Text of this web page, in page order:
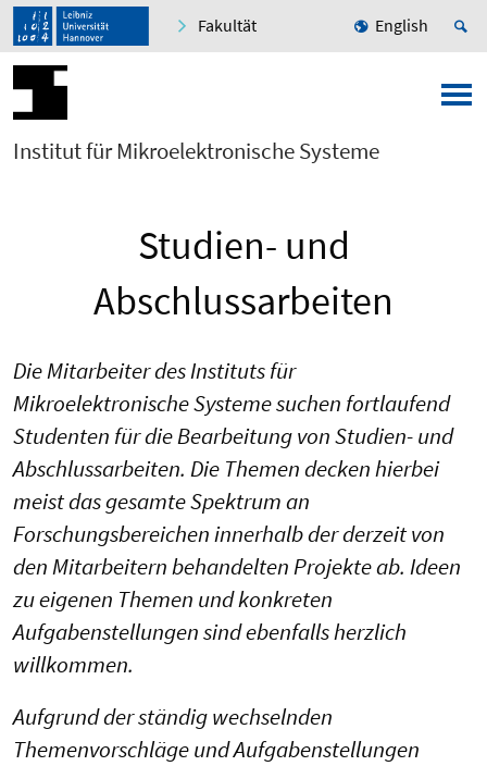
Fakultät English
Institut für Mikroelektronische Systeme
Studien- und
Abschlussarbeiten
Die Mitarbeiter des Instituts für
Mikroelektronische Systeme suchen fortlaufend
Studenten für die Bearbeitung von Studien- und
Abschlussarbeiten. Die Themen decken hierbei
meist das gesamte Spektrum an
Forschungsbereichen innerhalb der derzeit von
den Mitarbeitern behandelten Projekte ab. Ideen
zu eigenen Themen und konkreten
Aufgabenstellungen sind ebenfalls herzlich
willkommen.
Aufgrund der ständig wechselnden
Themenvorschläge und Aufgabenstellungen